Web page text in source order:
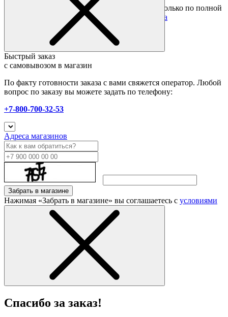
Подробные условия
Товары со скидкой отправляются по России только по полной
предоплате. Все подробности в разделе
оплата
Быстрый заказ
с самовывозом в магазин
По факту готовности заказа с вами свяжется оператор. Любой
вопрос по заказу вы можете задать по телефону:
+7-800-700-32-53
Адреса магазинов
Забрать в магазине
Нажимая «Забрать в магазине» вы соглашаетесь с условиями
Спасибо за заказ!